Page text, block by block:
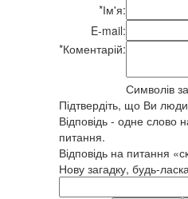
*Ім'я:
E-mail:
*Коментарій:
Символів
Підтвердіть, що Ви
Відповідь - одне слово
питання.
Відповідь на питання
Нову загадку, будь-ласка